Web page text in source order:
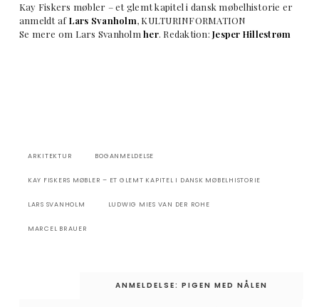
Kay Fiskers møbler – et glemt kapitel i dansk møbelhistorie er
anmeldt afLars Svanholm, KULTURINFORMATION
Se mere om Lars Svanholmher. Redaktion:Jesper Hillestrøm
ARKITEKTUR BOGANMELDELSE
KAY FISKERS MØBLER – ET GLEMT KAPITEL I DANSK MØBELHISTORIE
LARS SVANHOLM LUDWIG MIES VAN DER ROHE
MARCEL BRAUER
IndlægsnavigationANMELDELSE: PIGEN MED NÅLEN